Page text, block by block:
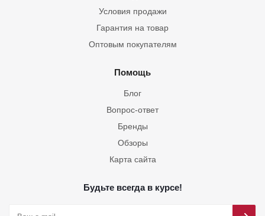
Условия продажи
Гарантия на товар
Оптовым покупателям
Помощь
Блог
Вопрос-ответ
Бренды
Обзоры
Карта сайта
Будьте всегда в курсе!